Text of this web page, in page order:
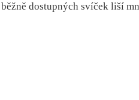
dostupných svíček liší